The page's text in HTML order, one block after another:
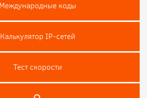
Международные коды
Калькулятор IP-сетей
Тест скороcти